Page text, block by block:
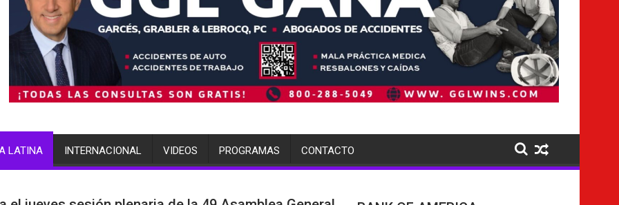
LATINA INTERNACIONAL VIDEOS PROGRAMAS CONTACTO